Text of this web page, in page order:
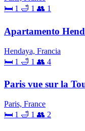
🛏 1 🛁 1 👥 1
Apartamento
Hendaya, Francia
🛏 1 🛁 1 👥 4
Paris vue sur la
Paris, France
🛏 1 🛁 1 👥 2